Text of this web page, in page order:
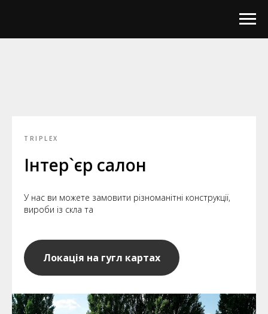
TRIPLEX
Інтер`єр салон
У нас ви можете замовити різноманітні конструкції,
вироби із скла та
Локація на гугл картах